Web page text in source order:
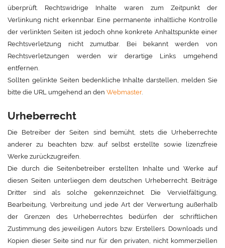
überprüft. Rechtswidrige Inhalte waren zum Zeitpunkt der
Verlinkung nicht erkennbar. Eine permanente inhaltliche Kontrolle
der verlinkten Seiten ist jedoch ohne konkrete Anhaltspunkte einer
Rechtsverletzung nicht zumutbar. Bei bekannt werden von
Rechtsverletzungen werden wir derartige Links umgehend
entfernen.
Sollten gelinkte Seiten bedenkliche Inhalte darstellen, melden Sie
bitte die URL umgehend an denWebmaster.
Urheberrecht
Die Betreiber der Seiten sind bemüht, stets die Urheberrechte
anderer zu beachten bzw. auf selbst erstellte sowie lizenzfreie
Werke zurückzugreifen.
Die durch die Seitenbetreiber erstellten Inhalte und Werke auf
diesen Seiten unterliegen dem deutschen Urheberrecht. Beiträge
Dritter sind als solche gekennzeichnet. Die Vervielfältigung,
Bearbeitung, Verbreitung und jede Art der Verwertung außerhalb
der Grenzen des Urheberrechtes bedürfen der schriftlichen
Zustimmung des jeweiligen Autors bzw. Erstellers. Downloads und
Kopien dieser Seite sind nur für den privaten, nicht kommerziellen